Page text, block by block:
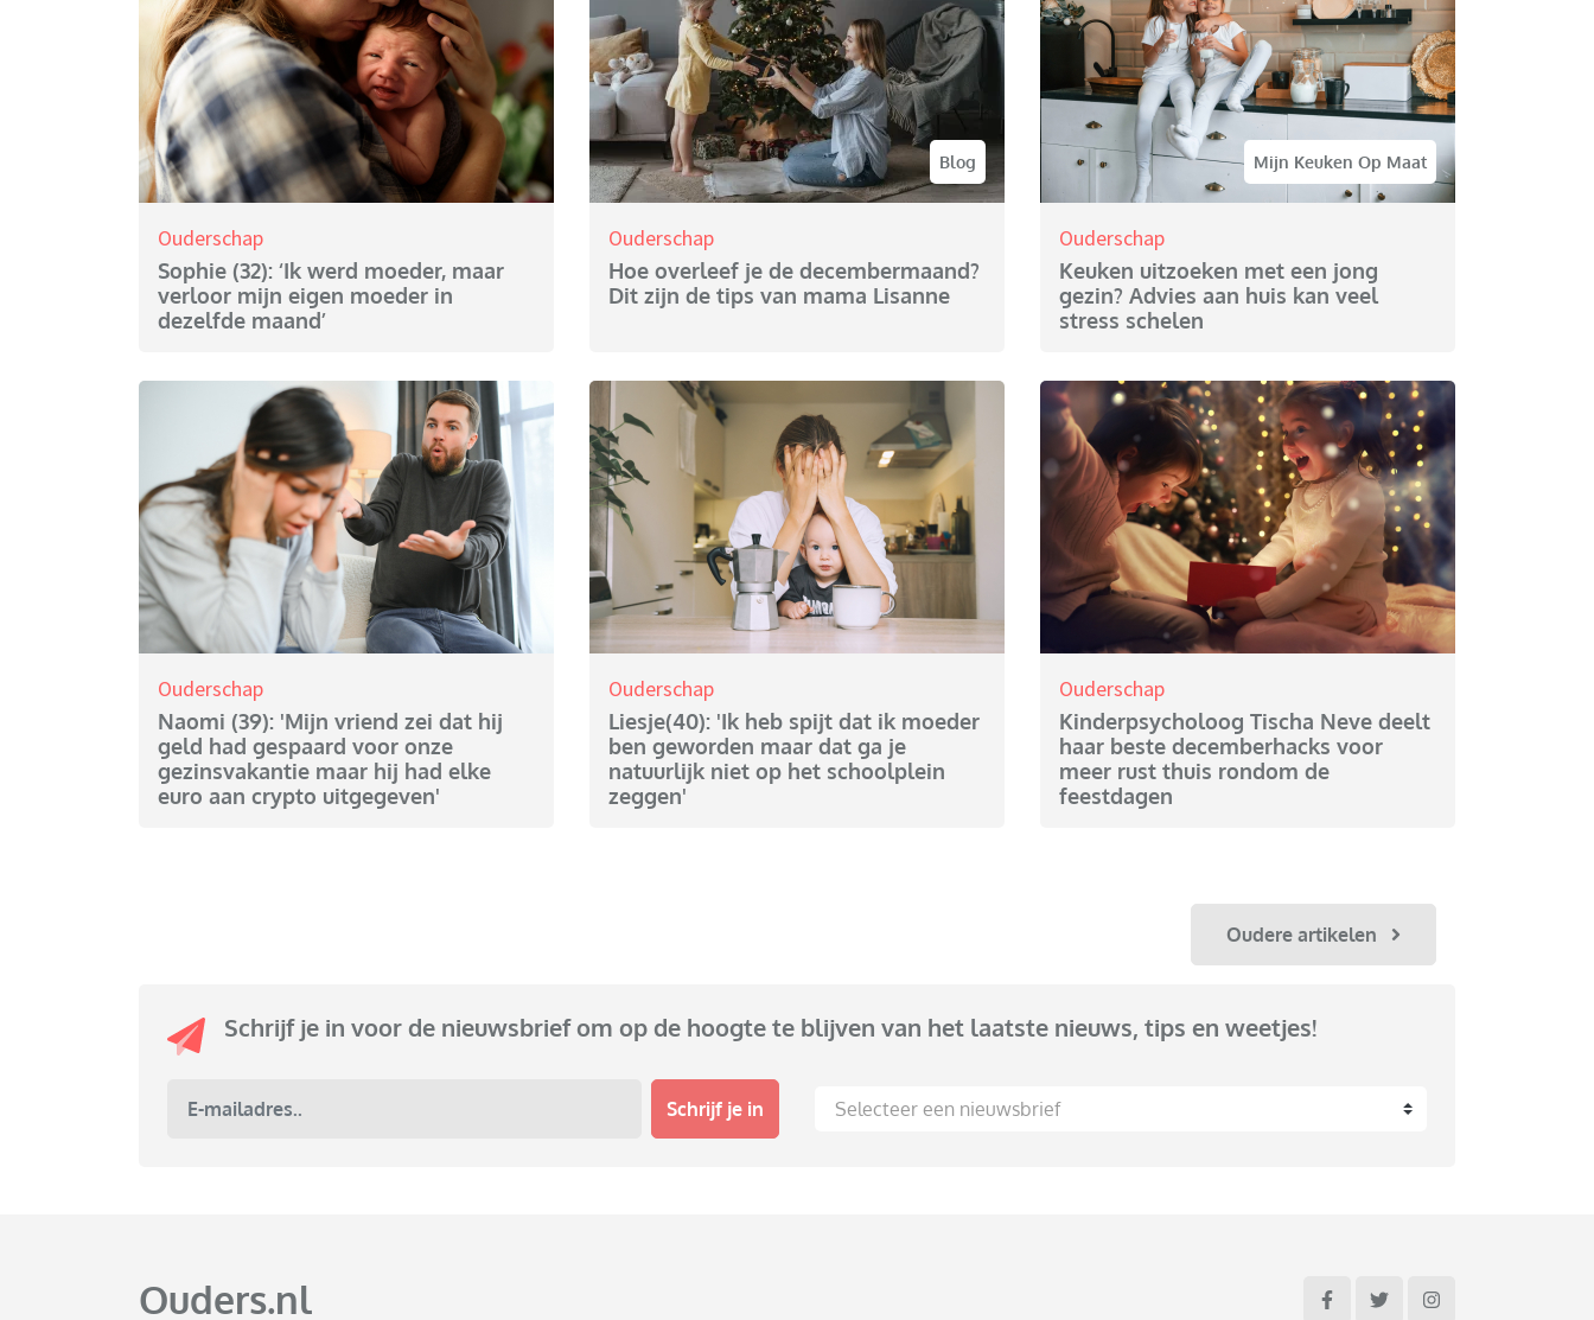
Ouderschap
Sophie (32): ‘Ik werd moeder, maar
verloor mijn eigen moeder in
dezelfde maand’
Blog
Ouderschap
Hoe overleef je de decembermaand?
Dit zijn de tips van mama Lisanne
Mijn Keuken Op Maat
Ouderschap
Keuken uitzoeken met een jong
gezin? Advies aan huis kan veel
stress schelen
Ouderschap
Naomi (39): 'Mijn vriend zei dat hij
geld had gespaard voor onze
gezinsvakantie maar hij had elke
euro aan crypto uitgegeven'
Ouderschap
Liesje(40): 'Ik heb spijt dat ik moeder
ben geworden maar dat ga je
natuurlijk niet op het schoolplein
zeggen'
Ouderschap
Kinderpsycholoog Tischa Neve deelt
haar beste decemberhacks voor
meer rust thuis rondom de
feestdagen
Oudere artikelen
Schrijf je in voor de nieuwsbrief om op de hoogte te blijven van het laatste nieuws, tips en weetjes!
Schrijf je in Selecteer een nieuwsbrief
Ouders.nl